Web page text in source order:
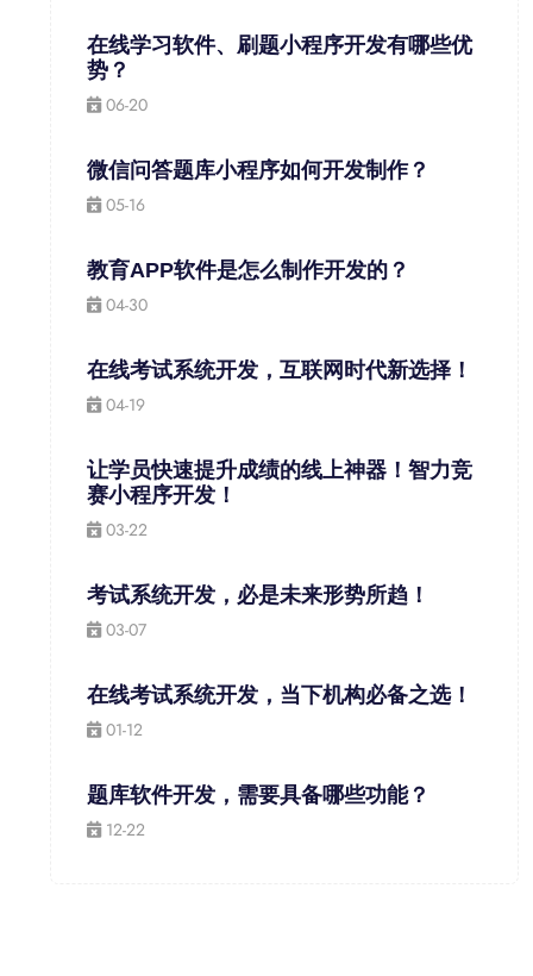
在线学习软件、刷题小程序开发有哪些优
势？
06-20
微信问答题库小程序如何开发制作？
05-16
教育APP软件是怎么制作开发的？
04-30
在线考试系统开发，互联网时代新选择！
04-19
让学员快速提升成绩的线上神器！智力竞
赛小程序开发！
03-22
考试系统开发，必是未来形势所趋！
03-07
在线考试系统开发，当下机构必备之选！
01-12
题库软件开发，需要具备哪些功能？
12-22